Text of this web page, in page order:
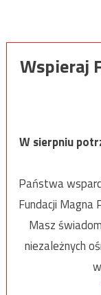
Wspieraj
W sierpniu
Państwa
Fundacji Magna
Masz
niezależnych